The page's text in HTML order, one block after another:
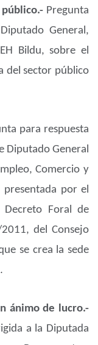
Pregunta
General,
Bildu, sobre el
del sector público
para respuesta
Diputado General
Comercio y
presentada por el
Foral de
del Consejo
se crea la sede
ánimo de lucro.-
a la Diputada